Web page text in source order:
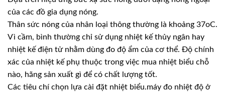
của các đồ gia dụng nóng.
Thân sức nóng của nhân loại thông thường là khoảng 37oC.
Vì cầm, bình thường chỉ sử dụng nhiệt kế thủy ngân hay
nhiệt kế điện tử nhằm dùng đo độ ẩm của cơ thể. Độ chính
xác của nhiệt kế phụ thuộc trong việc mua nhiệt biểu chỗ
nào, hãng sản xuất gì để có chất lượng tốt.
Các tiêu chí chọn lựa cài đặt nhiệt biểu.máy đo nhiệt độ ở